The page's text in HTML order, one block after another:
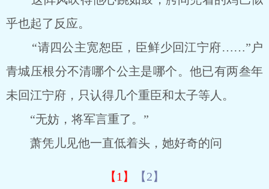
乎也起了反应。
“请四公主宽恕臣，臣鲜少回江宁府……”户
青城压根分不清哪个公主是哪个。他已有两叁年
未回江宁府，只认得几个重臣和太子等人。
“无妨，将军言重了。”
萧凭儿见他一直低着头，她好奇的问
【1】 【2】